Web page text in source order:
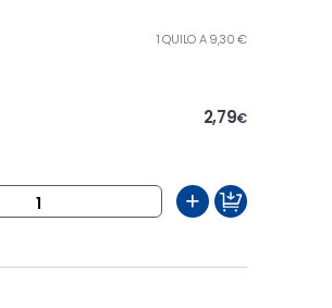
1 QUILO A 9,30 €
2,79€
+